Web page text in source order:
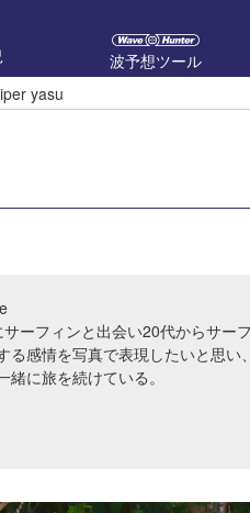
波予想ツール
yasu
ーフィンと出会い20代からサー
る感情を写真で表現したいと思
緒に旅を続けている。